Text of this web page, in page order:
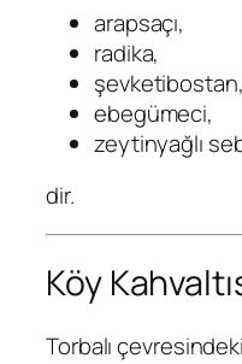
arapsaçı,
radika,
şevketibostan,
ebegümeci,
zeytinyağlı
dir.
Köy
Torbalı